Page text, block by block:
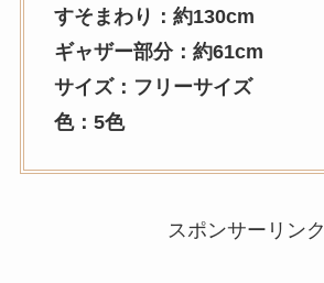
すそまわり：約130cm
ギャザー部分：約61cm
サイズ：フリーサイズ
色：5色
スポンサーリンク